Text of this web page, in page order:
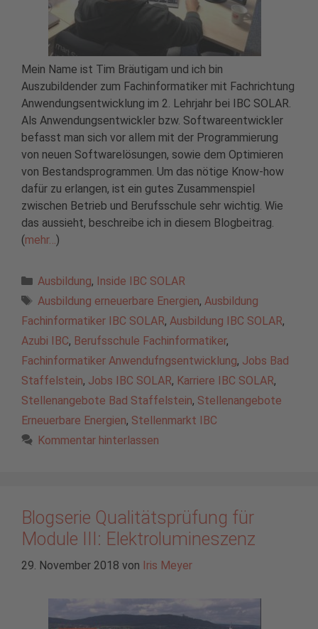
Mein Name ist Tim Bräutigam und ich bin
Auszubildender zum Fachinformatiker mit Fachrichtung
Anwendungsentwicklung im 2. Lehrjahr bei IBC SOLAR.
Als Anwendungsentwickler bzw. Softwareentwickler
befasst man sich vor allem mit der Programmierung
von neuen Softwarelösungen, sowie dem Optimieren
von Bestandsprogrammen. Um das nötige Know-how
dafür zu erlangen, ist ein gutes Zusammenspiel
zwischen Betrieb und Berufsschule sehr wichtig. Wie
das aussieht, beschreibe ich in diesem Blogbeitrag.
(mehr… )
Kategorien
Ausbildung, Inside IBC SOLAR
Schlagwörter
Ausbildung erneuerbare Energien, Ausbildung
Fachinformatiker IBC SOLAR, Ausbildung IBC SOLAR,
Azubi IBC, Berufsschule Fachinformatiker,
Fachinformatiker Anwendufngsentwicklung, Jobs Bad
Staffelstein, Jobs IBC SOLAR, Karriere IBC SOLAR,
Stellenangebote Bad Staffelstein, Stellenangebote
Erneuerbare Energien, Stellenmarkt IBC
Kommentar hinterlassen
Blogserie Qualitätsprüfung für
Module III: Elektrolumineszenz
29. November 2018 von Iris Meyer